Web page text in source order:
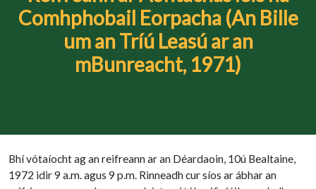
Comhphobail Eorpacha (An Bille
um an Tríú Leasú ar an
mBunreacht, 1971)
Bhí vótaíocht ag an reifreann ar an Déardaoin, 10ú Bealtaine,
1972 idir 9 a.m. agus 9 p.m. Rinneadh cur síos ar ábhar an